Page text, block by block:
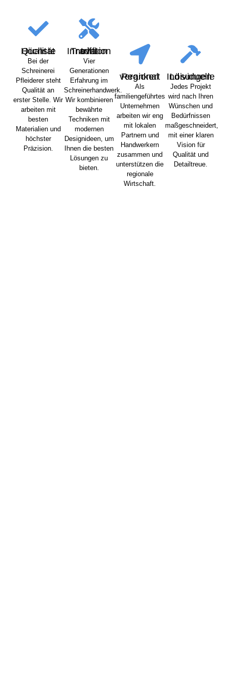
Höchste Qualität
Bei der
Schreinerei
Pfleiderer steht
Qualität an
erster Stelle. Wir
arbeiten mit
besten
Materialien und
höchster
Präzision.
Tradition trifft Innovation
Vier
Generationen
Erfahrung im
Schreinerhandwerk.
Wir kombinieren
bewährte
Techniken mit
modernen
Designideen, um
Ihnen die besten
Lösungen zu
bieten.
Regional verankert
Als
familiengeführtes
Unternehmen
arbeiten wir eng
mit lokalen
Partnern und
Handwerkern
zusammen und
unterstützen die
regionale
Wirtschaft.
Individuelle Lösungen
Jedes Projekt
wird nach Ihren
Wünschen und
Bedürfnissen
maßgeschneidert,
mit einer klaren
Vision für
Qualität und
Detailtreue.